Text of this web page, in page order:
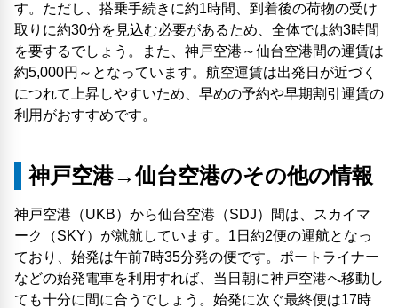
す。ただし、搭乗手続きに約1時間、到着後の荷物の受け
取りに約30分を見込む必要があるため、全体では約3時間
を要するでしょう。また、神戸空港～仙台空港間の運賃は
約5,000円～となっています。航空運賃は出発日が近づく
につれて上昇しやすいため、早めの予約や早期割引運賃の
利用がおすすめです。
神戸空港→仙台空港のその他の情報
神戸空港（UKB）から仙台空港（SDJ）間は、スカイマ
ーク（SKY）が就航しています。1日約2便の運航となっ
ており、始発は午前7時35分発の便です。ポートライナー
などの始発電車を利用すれば、当日朝に神戸空港へ移動し
ても十分に間に合うでしょう。始発に次ぐ最終便は17時